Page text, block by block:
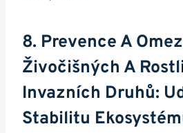
8. Prevence A
Živočišných A
Invazních Druhů:
Stabilitu‌